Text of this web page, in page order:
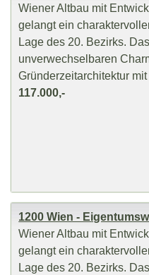
Wiener Altbau mit
gelangt ein
Lage des 20. Bezirks.
unverwechselbaren
Gründerzeitarchitektur mit
117.000,-
1200 Wien -
Wiener Altbau mit
gelangt ein
Lage des 20. Bezirks.